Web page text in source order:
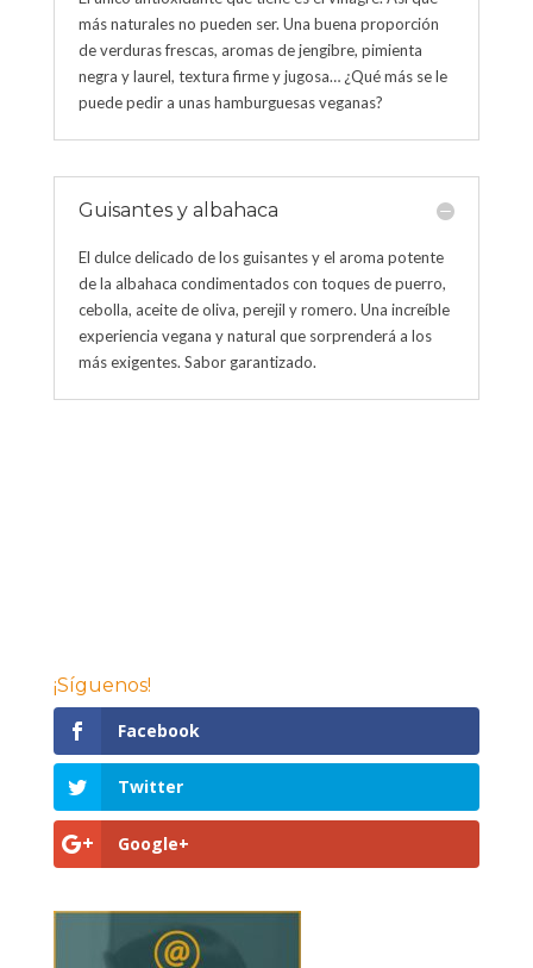
más naturales no pueden ser. Una buena proporción
de verduras frescas, aromas de jengibre, pimienta
negra y laurel, textura firme y jugosa… ¿Qué más se le
puede pedir a unas hamburguesas veganas?
Guisantes y albahaca
El dulce delicado de los guisantes y el aroma potente
de la albahaca condimentados con toques de puerro,
cebolla, aceite de oliva, perejil y romero. Una increíble
experiencia vegana y natural que sorprenderá a los
más exigentes. Sabor garantizado.
¡Síguenos!
Facebook
Twitter
Google+